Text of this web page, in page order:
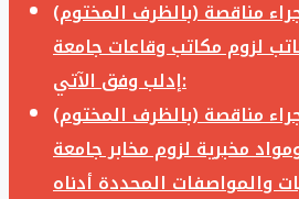
مناقصة (بالظرف المختوم)
لزوم مكاتب وقاعات جامعة
إدلب وفق الآتي:
مناقصة (بالظرف المختوم)
مخبرية لزوم مخابر جامعة